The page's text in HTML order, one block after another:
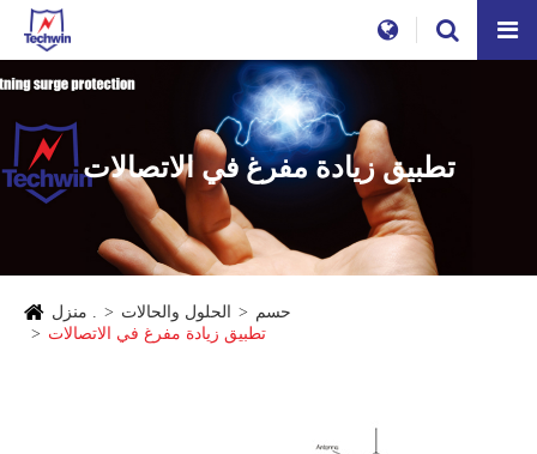
تطبيق زيادة مفرغ في الاتصالات
منزل . الحلول والحالات
حسم
تطبيق زيادة مفرغ في الاتصالات